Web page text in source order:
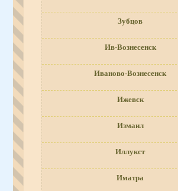
Зубцов
Ив-Вознесенск
Иваново-Вознесенск
Ижевск
Измаил
Иллукст
Иматра